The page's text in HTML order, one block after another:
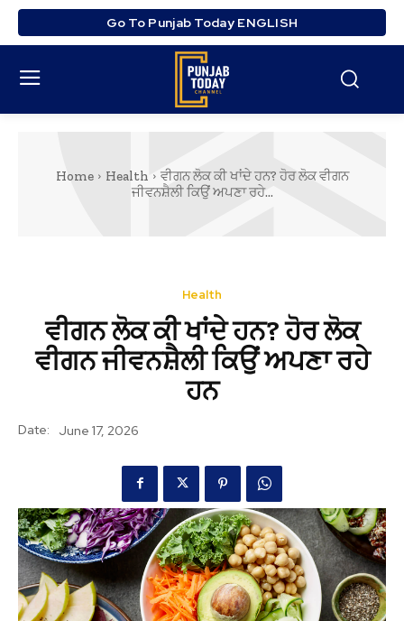
Go To Punjab Today ENGLISH
Home Health
ਵੀਗਨ ਲੋਕ ਕੀ ਖਾਂਦੇ ਹਨ? ਹੋਰ ਲੋਕ ਵੀਗਨ
ਜੀਵਨਸ਼ੈਲੀ ਕਿਉਂ ਅਪਣਾ ਰਹੇ...
Health
ਵੀਗਨ ਲੋਕ ਕੀ ਖਾਂਦੇ ਹਨ? ਹੋਰ ਲੋਕ
ਵੀਗਨ ਜੀਵਨਸ਼ੈਲੀ ਕਿਉਂ ਅਪਣਾ ਰਹੇ
ਹਨ
Date: June 17, 2026